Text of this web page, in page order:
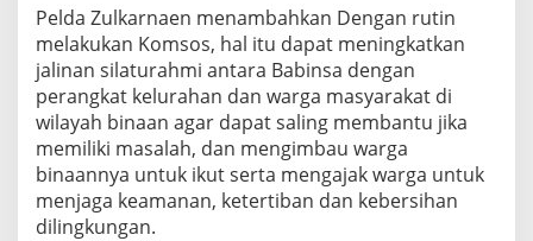
k
r
n
a
e
n
L
a
k
Pelda Zulkarnaen menambahkan Dengan rutin
melakukan Komsos, hal itu dapat meningkatkan
jalinan silaturahmi antara Babinsa dengan
perangkat kelurahan dan warga masyarakat di
wilayah binaan agar dapat saling membantu jika
memiliki masalah, dan mengimbau warga
binaannya untuk ikut serta mengajak warga untuk
menjaga keamanan, ketertiban dan kebersihan
dilingkungan.